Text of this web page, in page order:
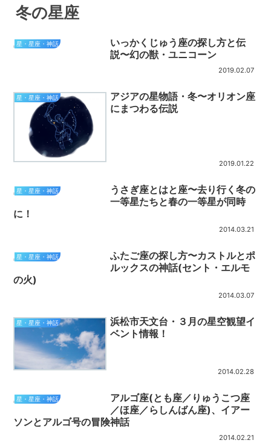
冬の星座
星・星座・神話
いっかくじゅう座の探し方と伝
説〜幻の獣・ユニコーン
2019.02.07
星・星座・神話
アジアの星物語・冬〜オリオン座
にまつわる伝説
2019.01.22
星・星座・神話
うさぎ座とはと座〜去り行く冬の
一等星たちと春の一等星が同時
に！
2014.03.21
星・星座・神話
ふたご座の探し方〜カストルとポ
ルックスの神話(セント・エルモ
の火)
2014.03.07
星・星座・神話
浜松市天文台・３月の星空観望イ
ベント情報！
2014.02.28
星・星座・神話
アルゴ座(とも座／りゅうこつ座
／ほ座／らしんばん座)、イアー
ソンとアルゴ号の冒険神話
2014.02.21